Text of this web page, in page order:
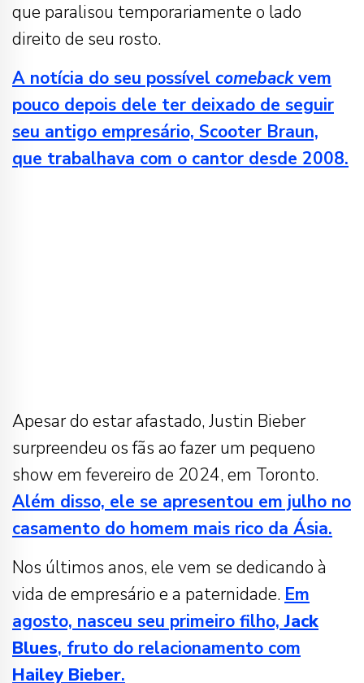
que paralisou temporariamente o lado
direito de seu rosto.
A notícia do seu possível comebackvem
pouco depois dele ter deixado de seguir
seu antigo empresário, Scooter Braun,
que trabalhava com o cantor desde 2008.
Apesar do estar afastado, Justin Bieber
surpreendeu os fãs ao fazer um pequeno
show em fevereiro de 2024, em Toronto.
Além disso, ele se apresentou em julho no
casamento do homem mais rico da Ásia.
Nos últimos anos, ele vem se dedicando à
vida de empresário e a paternidade. Em
agosto, nasceu seu primeiro filho,Jack
Blues, fruto do relacionamento com
Hailey Bieber.